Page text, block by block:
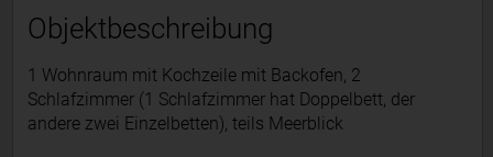
Objektbeschreibung
1 Wohnraum mit Kochzeile mit Backofen, 2
Schlafzimmer (1 Schlafzimmer hat Doppelbett, der
andere zwei Einzelbetten), teils Meerblick